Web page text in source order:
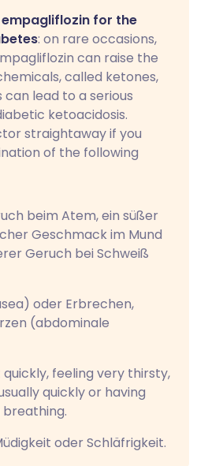
for the
: on rare occasions,
can raise the
called ketones,
can lead to a serious
ketoacidosis.
straightaway if you
of the following
beim Atem, ein süßer
Geschmack im Mund
Geruch bei Schweiß
oder Erbrechen,
(abdominale
quickly, feeling very thirsty,
quickly or having
oder Schläfrigkeit.